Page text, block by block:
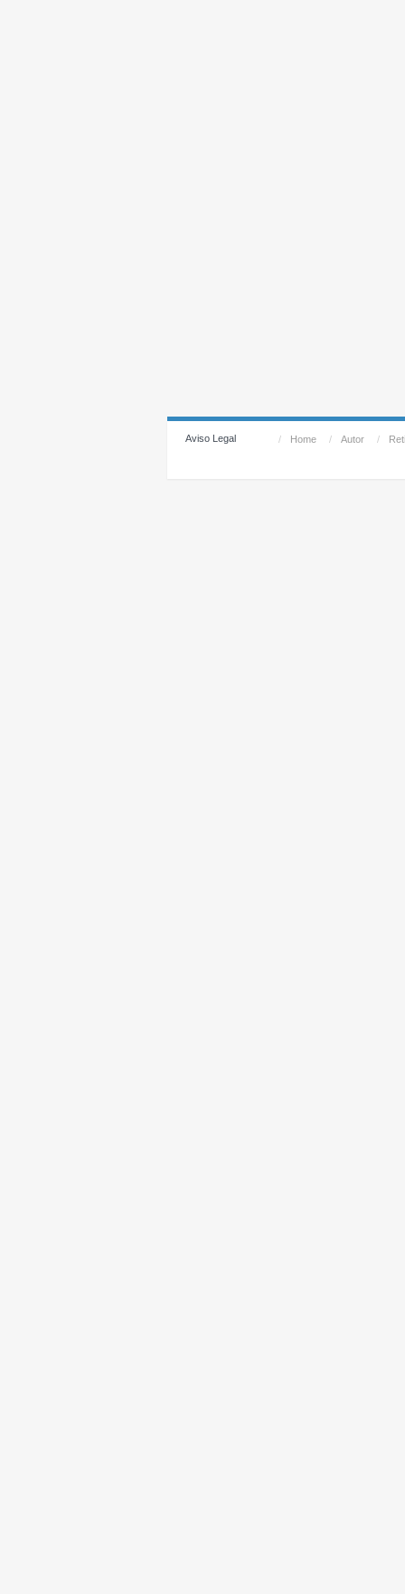
Aviso Legal / Home / Autor /